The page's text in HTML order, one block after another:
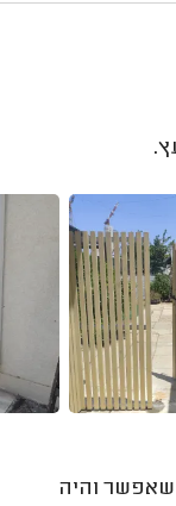
והיה